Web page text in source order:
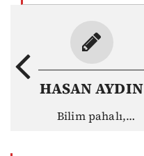
HASAN AYDIN
Bilim pahalı,